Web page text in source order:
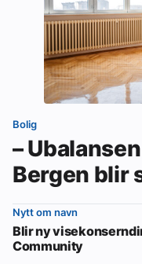
Bolig
–
Bergen blir
Nytt om navn
Blir ny
Community